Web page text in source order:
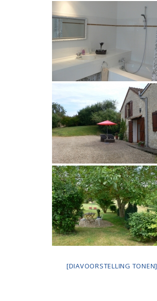
[DIAVOORSTELLING TONEN]